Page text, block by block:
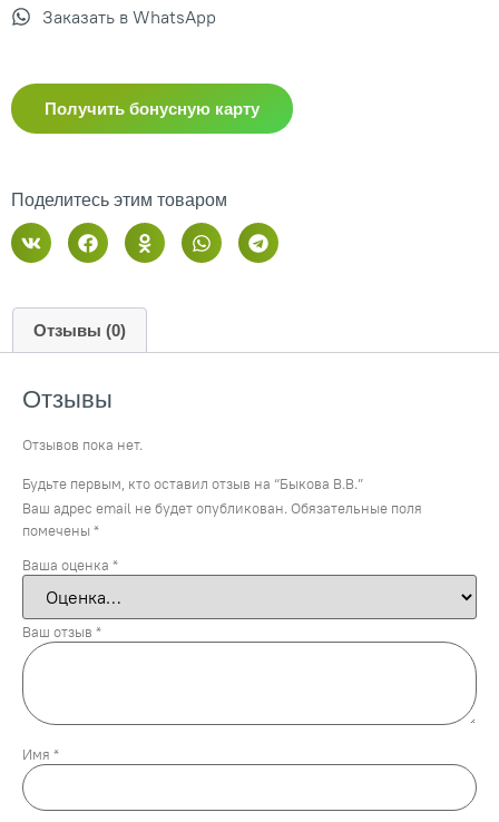
Заказать в WhatsApp
Получить бонусную карту
Поделитесь этим товаром
Отзывы (0)
Отзывы
Отзывов пока нет.
Будьте первым, кто оставил отзыв на “Быкова В.В.”
Ваш адрес email не будет опубликован. Обязательные поля
помечены *
Ваша оценка *
Ваш отзыв *
Имя *